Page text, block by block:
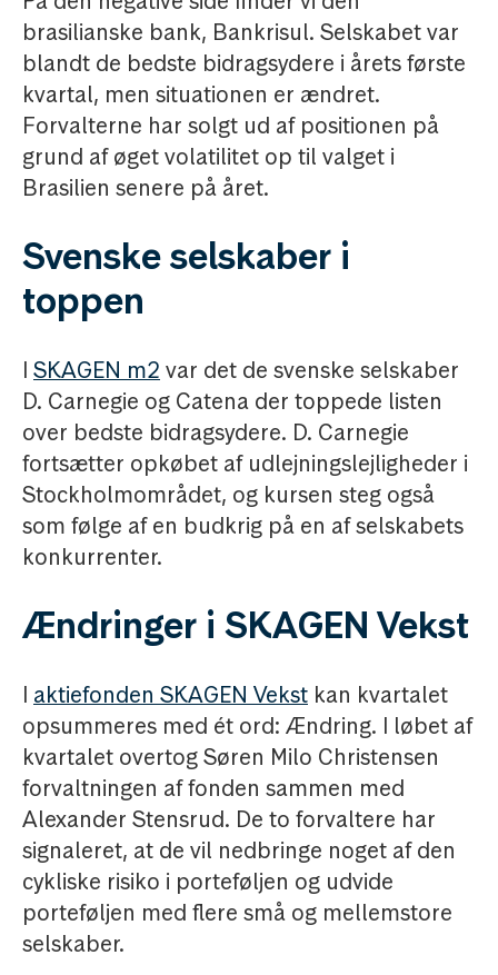
brasilianske bank, Bankrisul. Selskabet var
blandt de bedste bidragsydere i årets første
kvartal, men situationen er ændret.
Forvalterne har solgt ud af positionen på
grund af øget volatilitet op til valget i
Brasilien senere på året.
Svenske selskaber i
toppen
I SKAGEN m2 var det de svenske selskaber
D. Carnegie og Catena der toppede listen
over bedste bidragsydere. D. Carnegie
fortsætter opkøbet af udlejningslejligheder i
Stockholmområdet, og kursen steg også
som følge af en budkrig på en af selskabets
konkurrenter.
Ændringer i SKAGEN Vekst
I aktiefonden SKAGEN Vekst kan kvartalet
opsummeres med ét ord: Ændring. I løbet af
kvartalet overtog Søren Milo Christensen
forvaltningen af fonden sammen med
Alexander Stensrud. De to forvaltere har
signaleret, at de vil nedbringe noget af den
cykliske risiko i porteføljen og udvide
porteføljen med flere små og mellemstore
selskaber.